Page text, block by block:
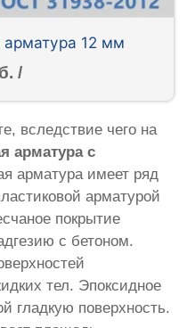
арматура 12 мм
/
вследствие чего на
арматура с
арматура имеет ряд
арматурой
покрытие
с бетоном.
тел. Эпоксидное
гладкую поверхность.